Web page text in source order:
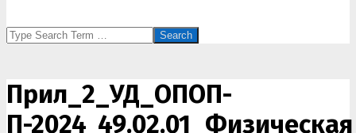
Search
Прил_2_УД_ОПОП-
П-2024_49.02.01_Физическая